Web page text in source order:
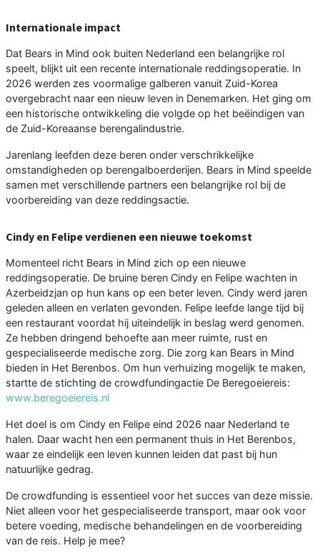
Internationale impact
Dat Bears in Mind ook buiten Nederland een belangrijke rol
speelt, blijkt uit een recente internationale reddingsoperatie. In
2026 werden zes voormalige galberen vanuit Zuid-Korea
overgebracht naar een nieuw leven in Denemarken. Het ging om
een historische ontwikkeling die volgde op het beëindigen van
de Zuid-Koreaanse berengalindustrie.
Jarenlang leefden deze beren onder verschrikkelijke
omstandigheden op berengalboerderijen. Bears in Mind speelde
samen met verschillende partners een belangrijke rol bij de
voorbereiding van deze reddingsactie.
Cindy en Felipe verdienen een nieuwe toekomst
Momenteel richt Bears in Mind zich op een nieuwe
reddingsoperatie. De bruine beren Cindy en Felipe wachten in
Azerbeidzjan op hun kans op een beter leven. Cindy werd jaren
geleden alleen en verlaten gevonden. Felipe leefde lange tijd bij
een restaurant voordat hij uiteindelijk in beslag werd genomen.
Ze hebben dringend behoefte aan meer ruimte, rust en
gespecialiseerde medische zorg. Die zorg kan Bears in Mind
bieden in Het Berenbos. Om hun verhuizing mogelijk te maken,
startte de stichting de crowdfundingactie De Beregoeiereis:
www.beregoeiereis.nl
Het doel is om Cindy en Felipe eind 2026 naar Nederland te
halen. Daar wacht hen een permanent thuis in Het Berenbos,
waar ze eindelijk een leven kunnen leiden dat past bij hun
natuurlijke gedrag.
De crowdfunding is essentieel voor het succes van deze missie.
Niet alleen voor het gespecialiseerde transport, maar ook voor
betere voeding, medische behandelingen en de voorbereiding
van de reis. Help je mee?